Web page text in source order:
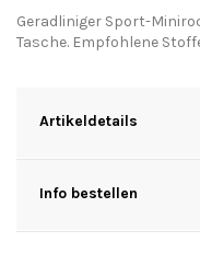
Geradliniger Sport-
Tasche. Empfohlene
Artikeldetails
Info bestellen